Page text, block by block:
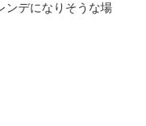
ンデになりそうな場